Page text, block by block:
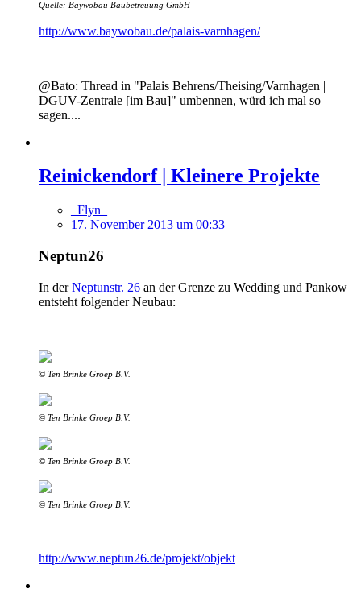
Quelle: Baywobau Baubetreuung GmbH
http://www.baywobau.de/palais-varnhagen/
@Bato: Thread in "Palais Behrens/Theising/Varnhagen |
DGUV-Zentrale [im Bau]" umbennen, würd ich mal so
sagen....
Reinickendorf | Kleinere Projekte
_Flyn_
17. November 2013 um 00:33
Neptun26
In derNeptunstr. 26 an der Grenze zu Wedding und Pankow
entsteht folgender Neubau:
© Ten Brinke Groep B.V.
© Ten Brinke Groep B.V.
© Ten Brinke Groep B.V.
© Ten Brinke Groep B.V.
http://www.neptun26.de/projekt/objekt